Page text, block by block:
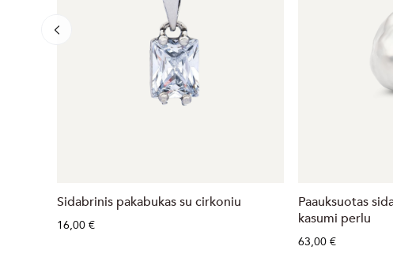
Sidabrinis pakabukas su cirkoniu
16,00 €
Paauksuotas
kasumi perlu
63,00 €